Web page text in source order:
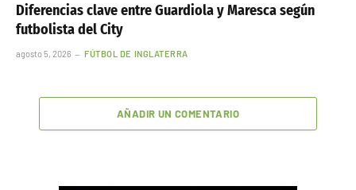
Diferencias clave entre Guardiola y Maresca según
futbolista del City
agosto 5, 2026 FÚTBOL DE INGLATERRA
AÑADIR UN COMENTARIO